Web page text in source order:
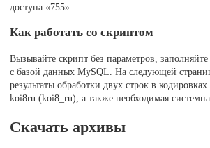
доступа «755».
Как работать со скриптом
Вызывайте скрипт без параметров,
с базой данных MySQL. На следующей
результаты обработки двух строк в
koi8ru (koi8_ru), а также необходимая
Скачать архивы